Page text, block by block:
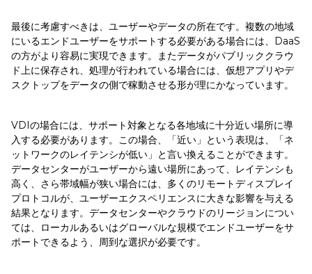
最後に考慮すべきは、ユーザーやデータの所在です。複数の地域
にいるエンドユーザーをサポートする必要がある場合には、DaaS
の方がより容易に実現できます。またデータがパブリッククラウ
ド上に保存され、処理が行われている場合には、仮想アプリやデ
スクトップをデータの側で稼動させる形が理にかなっています。
VDIの場合には、サポート対象となる各地域に十分近い場所に導
入する必要があります。この場合、「近い」という表現は、「ネ
ットワークのレイテンシが低い」と言い換えることができます。
データセンターがユーザーから遠い場所にあって、レイテンシも
高く、さら帯域幅が狭い場合には、多くのリモートディスプレイ
プロトコルが、ユーザーエクスペリエンスに大きな影響を与える
結果となります。データセンターやクラウドのリージョンについ
ては、ローカルあるいはグローバルな規模でエンドユーザーをサ
ポートできるよう、周到な選択が必要です。